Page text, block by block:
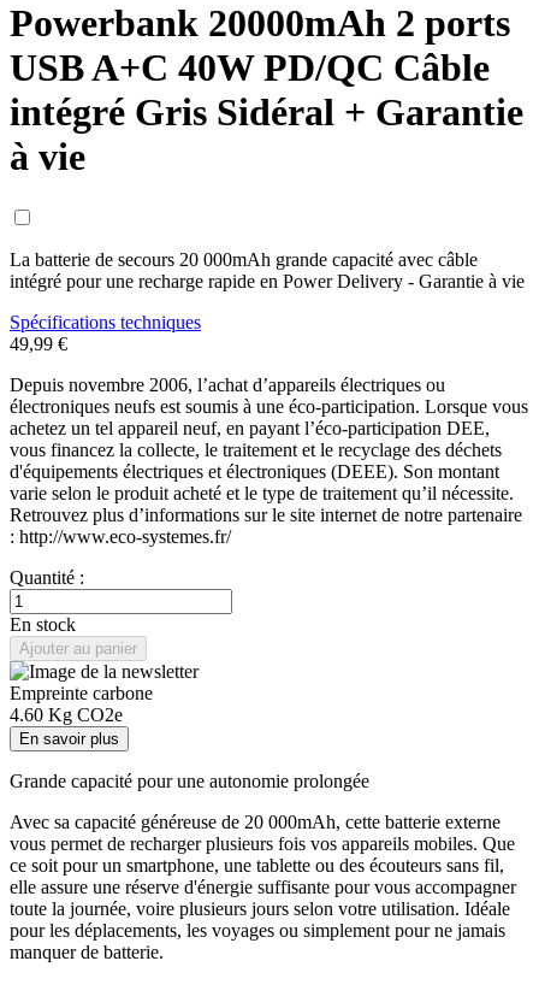
Powerbank 20000mAh 2 ports
USB A+C 40W PD/QC Câble
intégré Gris Sidéral + Garantie
à vie
La batterie de secours 20 000mAh grande capacité avec câble
intégré pour une recharge rapide en Power Delivery - Garantie à vie
Spécifications techniques
49,99 €
Depuis novembre 2006, l’achat d’appareils électriques ou
électroniques neufs est soumis à une éco-participation. Lorsque vous
achetez un tel appareil neuf, en payant l’éco-participation DEE,
vous financez la collecte, le traitement et le recyclage des déchets
d'équipements électriques et électroniques (DEEE). Son montant
varie selon le produit acheté et le type de traitement qu’il nécessite.
Retrouvez plus d’informations sur le site internet de notre partenaire
: http://www.eco-systemes.fr/
Quantité :
En stock
Ajouter au panier
Empreinte carbone
4.60 Kg CO2e
En savoir plus
Grande capacité pour une autonomie prolongée
Avec sa capacité généreuse de 20 000mAh, cette batterie externe
vous permet de recharger plusieurs fois vos appareils mobiles. Que
ce soit pour un smartphone, une tablette ou des écouteurs sans fil,
elle assure une réserve d'énergie suffisante pour vous accompagner
toute la journée, voire plusieurs jours selon votre utilisation. Idéale
pour les déplacements, les voyages ou simplement pour ne jamais
manquer de batterie.